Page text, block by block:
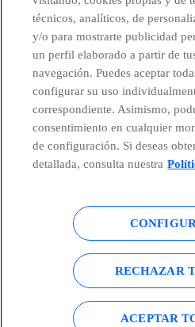
Telefónica en redes sociales
Canal de Denuncias
Centro Global Transparencia
Política de cookies
Accesibilidad
Mapa del sitio
técnicos, analíticos, de
y/o para mostrarte publicidad
un perfil elaborado a partir de
navegación. Puedes aceptar
configurar su uso
correspondiente. Asimismo,
consentimiento en cualquier
de configuración. Si deseas
detallada, consulta nuestra
RECHAZAR
ACEPTAR